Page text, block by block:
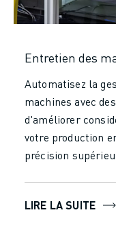
Entretien des
Automatisez la
machines avec
d'améliorer
votre production
précision
manuelle.
LIRE LA SUITE